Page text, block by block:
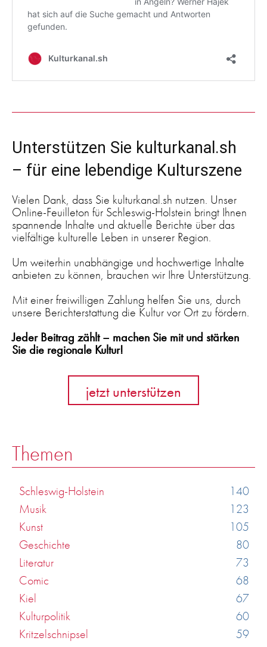
Unterstützen Sie kulturkanal.sh
– für eine lebendige Kulturszene
Vielen Dank, dass Sie kulturkanal.sh nutzen. Unser
Online-Feuilleton für Schleswig-Holstein bringt Ihnen
spannende Inhalte und aktuelle Berichte über das
vielfältige kulturelle Leben in unserer Region.
Um weiterhin unabhängige und hochwertige Inhalte
anbieten zu können, brauchen wir Ihre Unterstützung.
Mit einer freiwilligen Zahlung helfen Sie uns, durch
unsere Berichterstattung die Kultur vor Ort zu fördern.
Jeder Beitrag zählt – machen Sie mit und stärken
Sie die regionale Kultur!
jetzt unterstützen
Themen
Schleswig-Holstein
140
Musik
123
Kunst
105
Geschichte
80
Literatur
73
Comic
68
Kiel
67
Kulturpolitik
60
Kritzelschnipsel
59